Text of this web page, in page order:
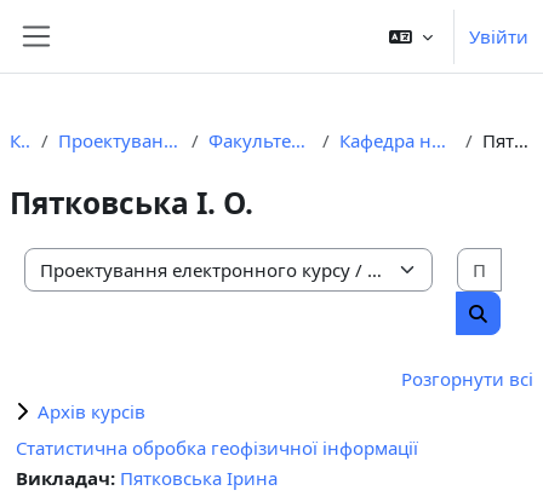
Увійти
Курси Проектування електронного курсу Факультет природничих наук Кафедра нафтогазової геофізики Пятковська І. О.
Пятковська І. О.
Категорії курсів
Пошук
Розгорнути всі
Архів курсів
Статистична обробка геофізичної інформації
Викладач: Пятковська Ірина